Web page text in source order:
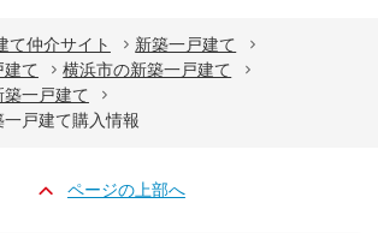
て仲介サイト
新築一戸建て
て
横浜市の新築一戸建て
一戸建て
戸建て購入情報
ページの上部へ